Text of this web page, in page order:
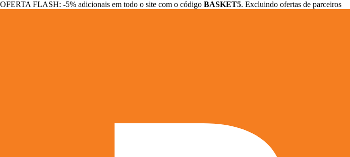
OFERTA FLASH: -5% adicionais em todo o site com o código BASKET5. Excluindo ofertas de parceiros